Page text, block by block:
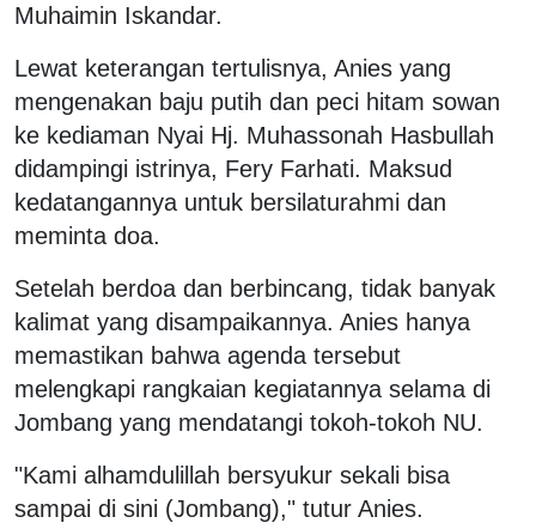
Muhaimin Iskandar.
Lewat keterangan tertulisnya, Anies yang
mengenakan baju putih dan peci hitam sowan
ke kediaman Nyai Hj. Muhassonah Hasbullah
didampingi istrinya, Fery Farhati. Maksud
kedatangannya untuk bersilaturahmi dan
meminta doa.
Setelah berdoa dan berbincang, tidak banyak
kalimat yang disampaikannya. Anies hanya
memastikan bahwa agenda tersebut
melengkapi rangkaian kegiatannya selama di
Jombang yang mendatangi tokoh-tokoh NU.
"Kami alhamdulillah bersyukur sekali bisa
sampai di sini (Jombang)," tutur Anies.